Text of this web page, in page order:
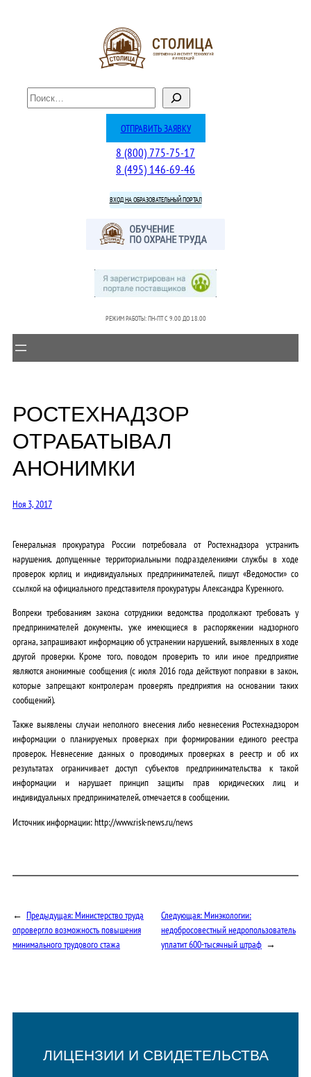
П
о
ОТПРАВИТЬ ЗАЯВКУ
8 (800) 775-75-17
8 (495) 146-69-46
ВХОД НА ОБРАЗОВАТЕЛЬНЫЙ ПОРТАЛ
РЕЖИМ РАБОТЫ: ПН-ПТ C 9.00 ДО 18.00
РОСТЕХНАДЗОР
ОТРАБАТЫВАЛ
АНОНИМКИ
Ноя 3, 2017
Генеральная прокуратура России потребовала от Ростехнадзора устранить
нарушения, допущенные территориальными подразделениями службы в ходе
проверок юрлиц и индивидуальных предпринимателей, пишут «Ведомости» со
ссылкой на официального представителя прокуратуры Александра Куренного.
Вопреки требованиям закона сотрудники ведомства продолжают требовать у
предпринимателей документы, уже имеющиеся в распоряжении надзорного
органа, запрашивают информацию об устранении нарушений, выявленных в ходе
другой проверки. Кроме того, поводом проверить то или иное предприятие
являются анонимные сообщения (с июля 2016 года действуют поправки в закон,
которые запрещают контролерам проверять предприятия на основании таких
сообщений).
Также выявлены случаи неполного внесения либо невнесения Ростехнадзором
информации о планируемых проверках при формировании единого реестра
проверок. Невнесение данных о проводимых проверках в реестр и об их
результатах ограничивает доступ субъектов предпринимательства к такой
информации и нарушает принцип защиты прав юридических лиц и
индивидуальных предпринимателей, отмечается в сообщении.
Источник информации: http://www.risk-news.ru/news
← Предыдущая:Министерство труда
опровергло возможность повышения
минимального трудового стажа
Следующая:Минэкологии:
недобросовестный недропользователь
уплатит 600-тысячный штраф →
ЛИЦЕНЗИИ И СВИДЕТЕЛЬСТВА